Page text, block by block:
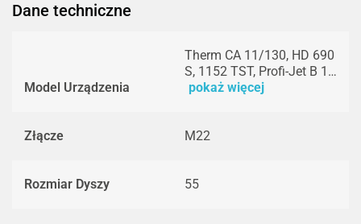
Dane techniczne
Model Urządzenia
Therm CA 11/130, HD 690
S, 1152 TST, Profi-Jet B 1…
pokaż więcej
Złącze M22
Rozmiar Dyszy 55